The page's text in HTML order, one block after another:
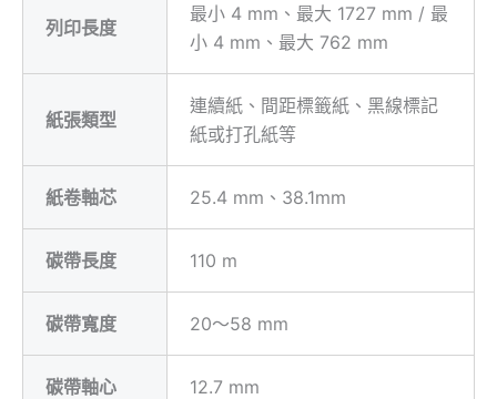
列印長度
最小 4 mm 、最大 1727 mm / 最
小 4 mm 、最大 762 mm
紙張類型
連續紙、間距標籤紙、黑線標記
紙或打孔紙等
紙卷軸芯 25.4 mm 、 38.1mm
碳帶長度 110 m
碳帶寬度 20～58 mm
碳帶軸心 12.7 mm